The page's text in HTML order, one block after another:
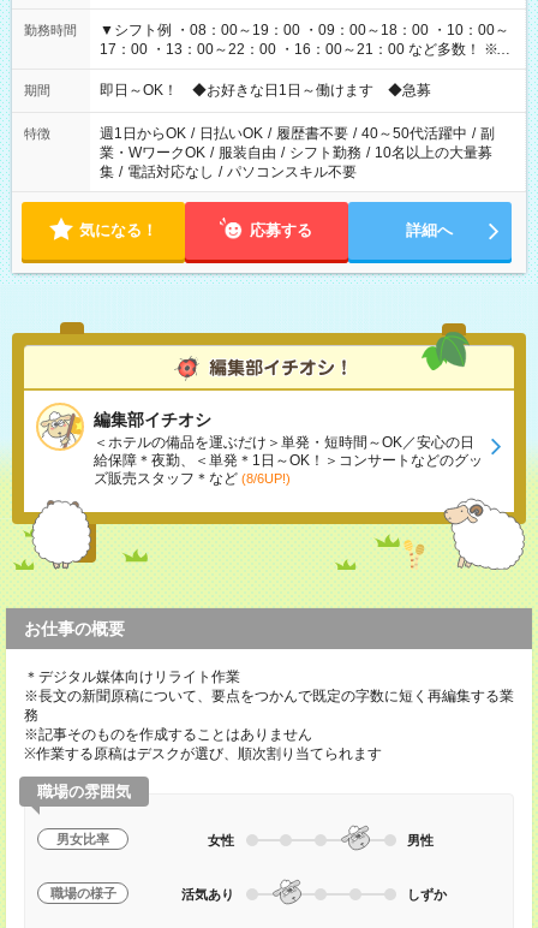
勤務時間
▼シフト例 ・08：00～19：00 ・09：00～18：00 ・10：00～
17：00 ・13：00～22：00 ・16：00～21：00 など多数！ ※お
仕事により勤務時間が異なります
期間 即日～OK！ ◆お好きな日1日～働けます ◆急募
特徴 週1日からOK / 日払いOK / 履歴書不要 / 40～50代活躍中 / 副
業・WワークOK / 服装自由 / シフト勤務 / 10名以上の大量募
集 / 電話対応なし / パソコンスキル不要
気になる！ 応募する 詳細へ
編集部イチオシ
＜ホテルの備品を運ぶだけ＞単発・短時間～OK／安心の日
給保障＊夜勤、＜単発＊1日～OK！＞コンサートなどのグッ
ズ販売スタッフ＊など (8/6UP!)
お仕事の概要
＊デジタル媒体向けリライト作業
※長文の新聞原稿について、要点をつかんで既定の字数に短く再編集する業
務
※記事そのものを作成することはありません
※作業する原稿はデスクが選び、順次割り当てられます
職場の雰囲気
男女比率 女性 男性
職場の様子 活気あり しずか